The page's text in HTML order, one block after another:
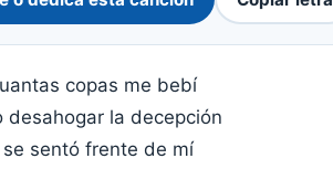
copas me bebí
desahogar la decepción
sentó frente de mí